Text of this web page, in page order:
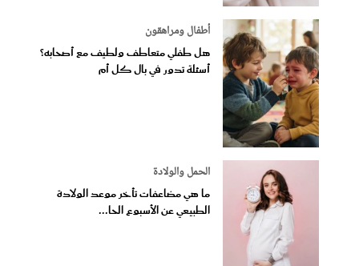
أطفال ومراهقون
هل طفلي متعاطف ولطيف مع أصحابه؟
أسئلة تدور في بال كل أم
الحمل والولادة
ما هي مضاعفات تأخر موعد الولادة
الطبيعي عن الأسبوع الحا...